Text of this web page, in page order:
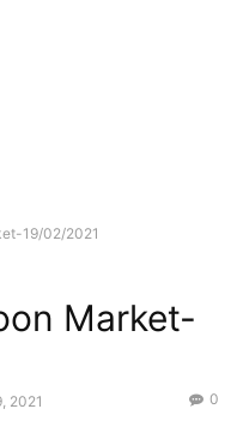
19/02/2021
Market-
2021 0